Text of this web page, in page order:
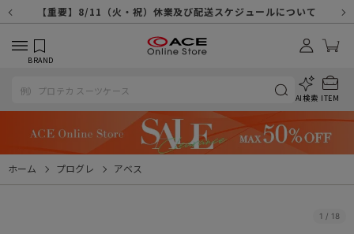
【重要】システムエラーによる出荷遅延につきまして
【重要】8/11（火・祝）休業及び配送スケジュールについて
【重要】令和８年熊本地震に伴う配送への影響について
【重要】納品書・領収書ペーパーレス化（電子化）のお知らせ
【重要】天候不良や交通状況・物量増等に伴う配送への影響について
【重要】悪質な詐欺サイトにご注意ください
【重要】各種メールが届かない場合に関しまして
【重要】お問い合わせのご対応に関しまして
【重要】SNSのなりすまし詐欺にご注意ください
BRAND
AI検索 ITEM
ホーム プログレ アベス
1 / 18